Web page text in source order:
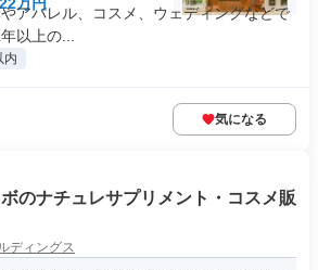
アパレル、コスメ、ウェディングなどで
以上の...
内
気になる
のナチュレサプリメント・コスメ販
ディングス